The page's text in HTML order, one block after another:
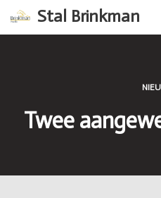
Ga
Stal Brinkman
Twee